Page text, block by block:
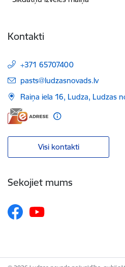
Kontakti
+371 65707400
E-pasts:
pasts@ludzasnovads.lv
Raiņa iela 16, Ludza, Ludzas
Visi kontakti
Sekojiet mums